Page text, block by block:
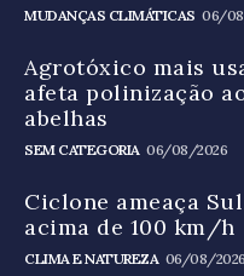
MUDANÇAS CLIMÁTICAS 06/
Agrotóxico mais
afeta polinização
abelhas
SEM CATEGORIA 06/08/2026
Ciclone ameaça
acima de 100 km/h
CLIMA E NATUREZA 06/08/2026